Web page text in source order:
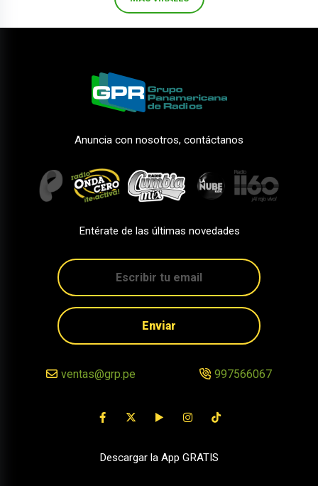
Anuncia con nosotros, contáctanos
Entérate de las últimas novedades
Enviar
ventas@grp.pe 997566067
Descargar la App GRATIS